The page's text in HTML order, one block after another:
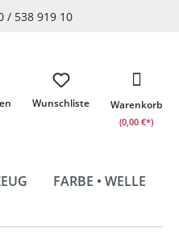
/ 538 919 10
Wunschliste Warenkorb
(0,00 €*)
FARBE • WELLE